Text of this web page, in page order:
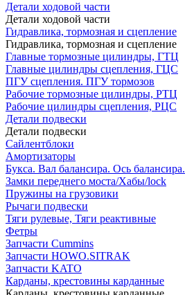
Детали ходовой части
Детали ходовой части
Гидравлика, тормозная и сцепление
Гидравлика, тормозная и сцепление
Главные тормозные цилиндры, ГТЦ
Главные цилиндры сцепления, ГЦС
ПГУ сцепления. ПГУ тормозов
Рабочие тормозные цилиндры, РТЦ
Рабочие цилиндры сцепления, РЦС
Детали подвески
Детали подвески
Cайлентблоки
Амортизаторы
Букса. Вал балансира. Ось балансира.
Замки переднего моста/Хабы/lock
Пружины на грузовики
Рычаги подвески
Тяги рулевые, Тяги реактивные
Фетры
Запчасти Cummins
Запчасти HOWO.SITRAK
Запчасти KATO
Карданы, крестовины карданные